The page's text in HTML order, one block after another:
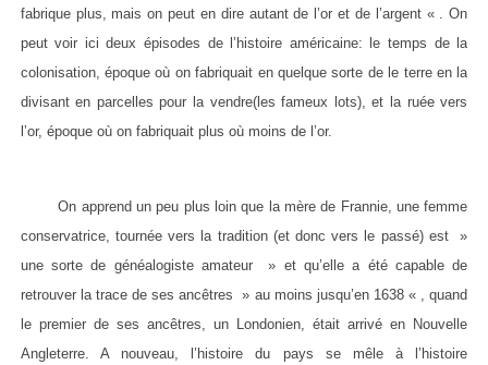
fabrique plus, mais on peut en dire autant de l’or et de l’argent « . On
peut voir ici deux épisodes de l’histoire américaine: le temps de la
colonisation, époque où on fabriquait en quelque sorte de le terre en la
divisant en parcelles pour la vendre(les fameux lots), et la ruée vers
l’or, époque où on fabriquait plus où moins de l’or.
On apprend un peu plus loin que la mère de Frannie, une femme
conservatrice, tournée vers la tradition (et donc vers le passé) est »
une sorte de généalogiste amateur » et qu’elle a été capable de
retrouver la trace de ses ancêtres » au moins jusqu’en 1638 « , quand
le premier de ses ancêtres, un Londonien, était arrivé en Nouvelle
Angleterre. A nouveau, l’histoire du pays se mêle à l’histoire